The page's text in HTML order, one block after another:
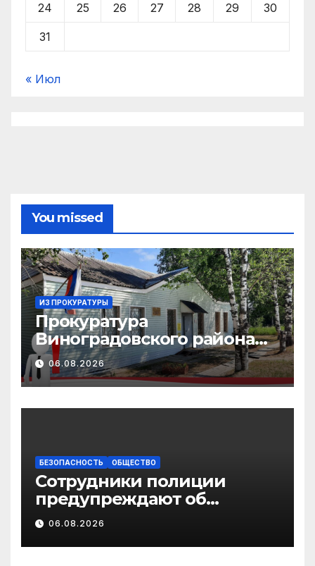
24 25 26 27 28 29 30
31
« Июл
You missed
ИЗ ПРОКУРАТУРЫ
Прокуратура
Виноградовского района
информирует об
изменениях
законодательства в сфере
государственной
работников
06.08.2026
БЕЗОПАСНОСТЬ ОБЩЕСТВО
Сотрудники полиции
предупреждают об
участившихся случаях
мошенничества в
отношении родственников
06.08.2026